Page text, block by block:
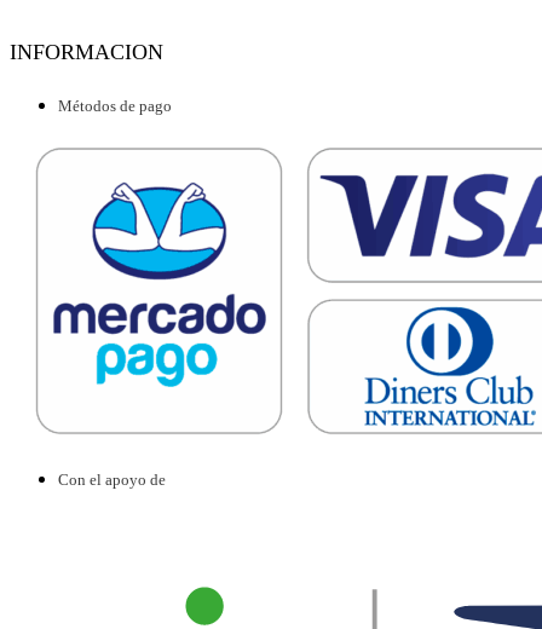
INFORMACION
Métodos de pago
Con el apoyo de